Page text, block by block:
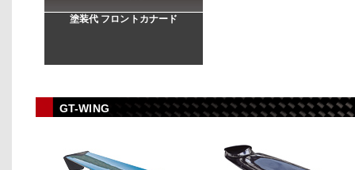
塗装代 フロントカナード
GT-WING